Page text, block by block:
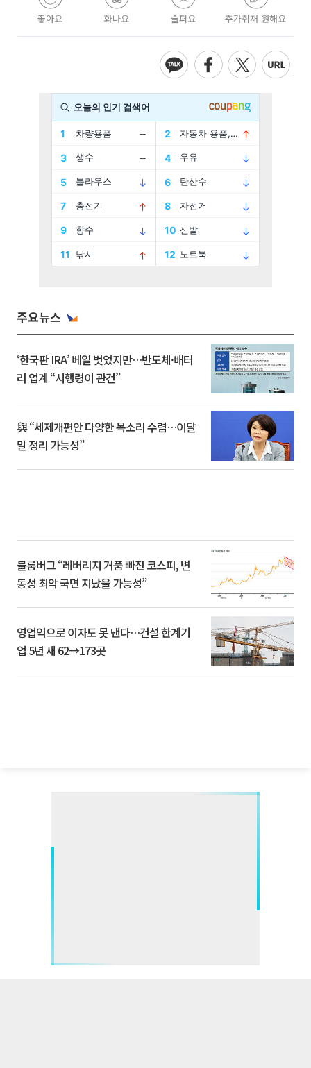
좋아요 화나요 슬퍼요 추가취재 원해요
주요뉴스
‘한국판 IRA’ 베일 벗었지만…반도체·배터
리 업계 “시행령이 관건”
與 “세제개편안 다양한 목소리 수렴…이달
말 정리 가능성”
블룸버그 “레버리지 거품 빠진 코스피, 변
동성 최악 국면 지났을 가능성”
영업익으로 이자도 못 낸다…건설 한계기
업 5년 새 62→173곳